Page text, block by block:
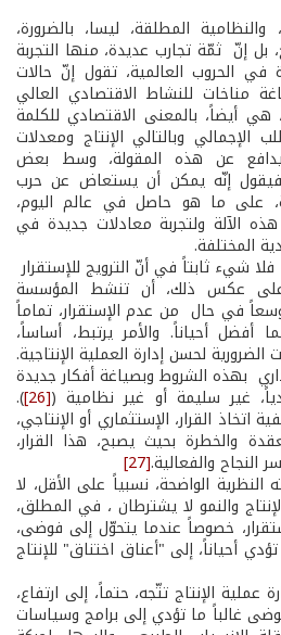
المطلقة، ليسا، بالضرورة،
بل إنّ ثمّة تجارب عديدة، منها التجربة
في الحروب العالمية، تقول إنّ حالات
مناخات للنشاط الاقتصادي العالي
هي أيضاً، بالمعنى الاقتصادي للكلمة
الإجمالي وبالتالي الإنتاج ومعدلات
عن هذه المقولة، وسط بعض
فيقول إنّه يمكن أن يستعاض عن حرب
على ما هو حاصل في عالم اليوم،
هذه الآلة ولتجربة معادلات جديدة في
المختلفة.
شيء ثابتاً في أنّ الترويج للإستقرار
عكس ذلك، أن تنشط المؤسسة
في حال من عدم الإستقرار، تماماً
أفضل أحياناً. والأمر يرتبط، أساساً،
لحسن إدارة العملية الإنتاجية.
بهذه الشروط وبصياغة أفكار جديدة
غير سليمة أو غير نظامية ([26]
).
اتخاذ القرار، الإستثماري أو الإنتاجي،
والخطرة بحيث يصبح، هذا القرار،
والفعالية.[27]
الواضحة، نسبياً على الأقل، لا
والنمو لا يشترطان ، في المطلق،
خصوصاً عندما يتحوّل إلى فوضى،
أحياناً، إلى "أعناق اختناق" للإنتاج
الإنتاج تتّجه، حتماً، إلى ارتفاع،
غالباً ما تؤدي إلى برامج وسياسات